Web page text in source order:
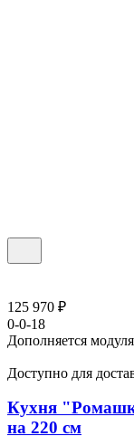
125 970 ₽
0-0-18
Дополняется
Доступно для
Кухня
на 220 см